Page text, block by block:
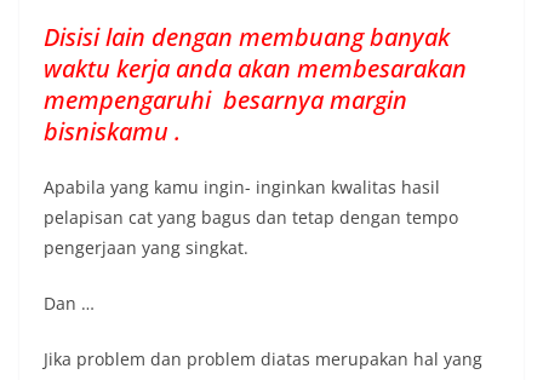
Disisi lain dengan membuang banyak
waktu kerja anda akan membesarakan
mempengaruhi besarnya margin
bisniskamu .
Apabila yang kamu ingin- inginkan kwalitas hasil
pelapisan cat yang bagus dan tetap dengan tempo
pengerjaan yang singkat.
Dan …
Jika problem dan problem diatas merupakan hal yang